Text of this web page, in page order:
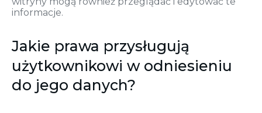
informacje.
Jakie prawa przysługują
użytkownikowi w odniesieniu
do jego danych?